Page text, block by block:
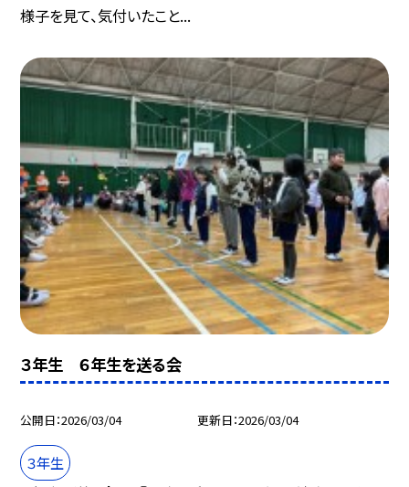
様子を見て、気付いたこと...
３年生 ６年生を送る会
公開日 2026/03/04 更新日 2026/03/04
３年生